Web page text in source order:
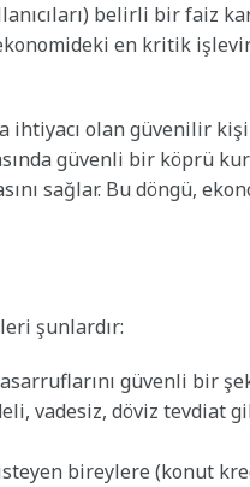
belirli bir faiz
en kritik
ihtiyacı olan güvenilir
güvenli bir köprü
sağlar. Bu döngü,
şunlardır:
güvenli bir
vadesiz, döviz tevdiat
bireylere (konut